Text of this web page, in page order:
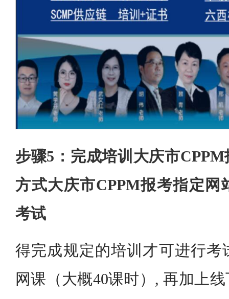
步骤5：完成培训大庆市
方式大庆市CPPM报考指定网
考试
得完成规定的培训才可进行考
网课（大概40课时）, 再加上